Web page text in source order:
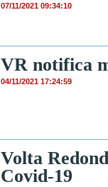
07/11/2021 09:34:10
VR notifica
04/11/2021 17:24:59
Volta
Covid-19